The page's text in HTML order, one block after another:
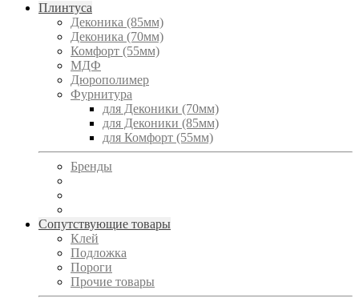
Плинтуса
Деконика (85мм)
Деконика (70мм)
Комфорт (55мм)
МДФ
Дюрополимер
Фурнитура
для Деконики (70мм)
для Деконики (85мм)
для Комфорт (55мм)
Бренды
Сопутствующие товары
Клей
Подложка
Пороги
Прочие товары